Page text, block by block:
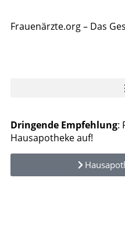
Frauenärzte.org – Das
Dringende Empfehlung:
Hausapotheke auf!